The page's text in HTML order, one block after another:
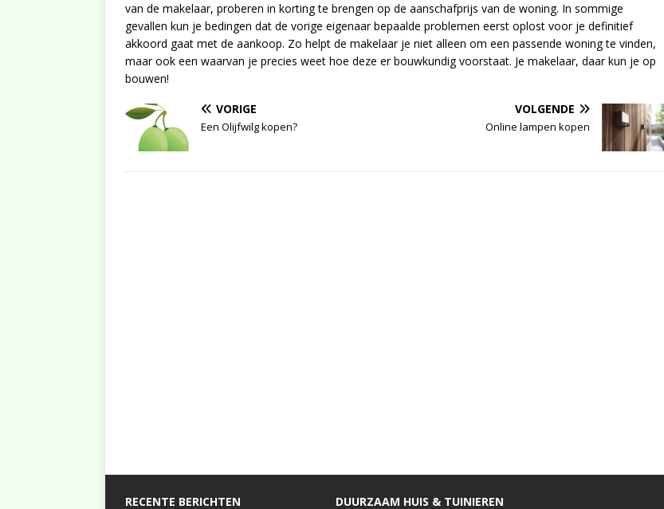
van de makelaar, proberen in korting te brengen op de aanschafprijs van de woning. In sommige
gevallen kun je bedingen dat de vorige eigenaar bepaalde problemen eerst oplost voor je definitief
akkoord gaat met de aankoop. Zo helpt de makelaar je niet alleen om een passende woning te vinden,
maar ook een waarvan je precies weet hoe deze er bouwkundig voorstaat. Je makelaar, daar kun je op
bouwen!
VORIGE
Een Olijfwilg kopen?
VOLGENDE
Online lampen kopen
RECENTE BERICHTEN DUURZAAM HUIS & TUINIEREN